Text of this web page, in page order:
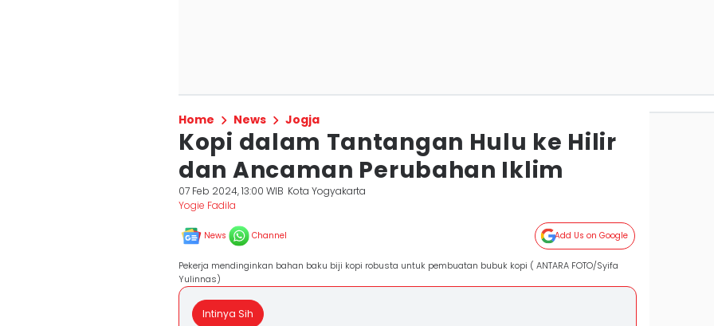
Home News Jogja
Kopi dalam Tantangan Hulu ke Hilir
dan Ancaman Perubahan Iklim
07 Feb 2024, 13:00 WIB Kota Yogyakarta
Yogie Fadila
News Channel Add Us on Google
Pekerja mendinginkan bahan baku biji kopi robusta untuk pembuatan bubuk kopi ( ANTARA FOTO/Syifa
Yulinnas)
Intinya Sih